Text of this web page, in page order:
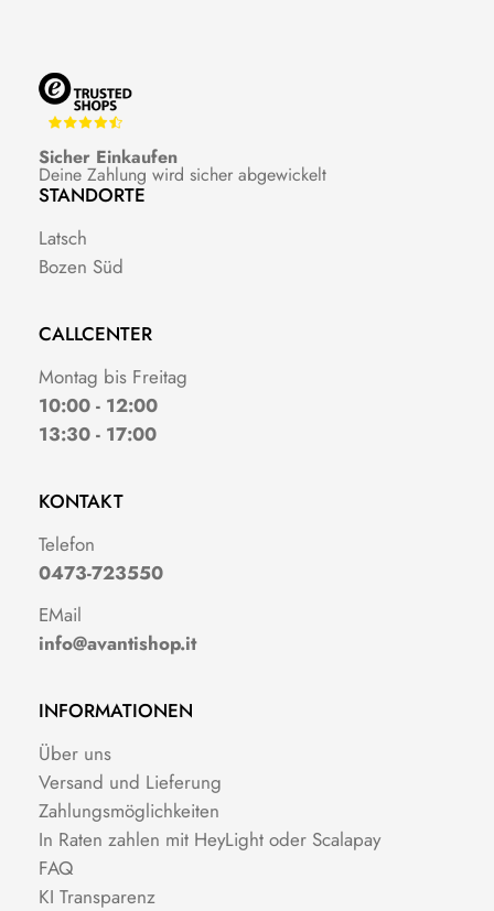
Sicher Einkaufen
Deine Zahlung wird sicher abgewickelt
STANDORTE
Latsch
Bozen Süd
CALLCENTER
Montag bis Freitag
10:00 - 12:00
13:30 - 17:00
KONTAKT
Telefon
0473-723550
EMail
info@avantishop.it
INFORMATIONEN
Über uns
Versand und Lieferung
Zahlungsmöglichkeiten
In Raten zahlen mit HeyLight oder Scalapay
FAQ
KI Transparenz